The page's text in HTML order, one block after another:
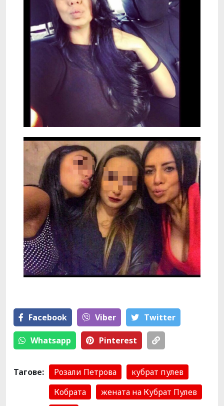
Facebook Viber Тwitter
Whatsapp Pinterest
Тагове: Розали Петрова
кубрат пулев
Кобрата
жената на Кубрат Пулев